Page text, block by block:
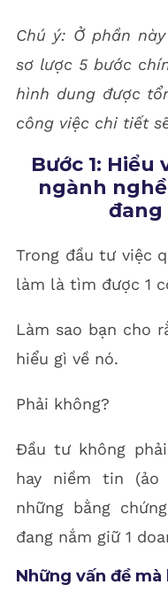
Chú ý: Ở phần
sơ lược 5 bước
hình dung được
công việc chi tiết
Bước 1:
ngành
đang
Trong đầu tư việc
làm là tìm được 1
Làm sao bạn cho
hiểu gì về nó.
Phải không?
Đầu tư không
hay niềm tin (ảo
những bằng
đang nắm giữ 1
Những vấn đề mà